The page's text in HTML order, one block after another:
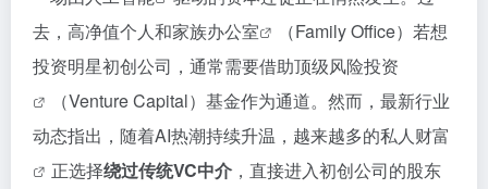
去，高净值个人和家族办公室
（Family Office）若想
投资明星初创公司，通常需要借助顶级风险投资
（Venture Capital）基金作为通道。然而，最新行业
动态指出，随着AI热潮持续升温，越来越多的私人财富
正选择绕过传统VC中介 ，直接进入初创公司的股东